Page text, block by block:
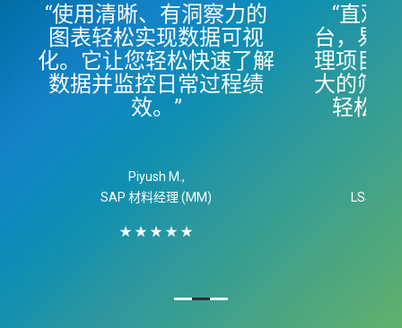
“使用清晰、有洞察力的
图表轻松实现数据可视
化。它让您轻松快速了解
数据并监控日常过程绩
效。”
Piyush M.,
SAP 材料经理 (MM)
★ ★ ★ ★ ★
“直观
台，易
理项目
大的筛
轻松找
LSS 黑